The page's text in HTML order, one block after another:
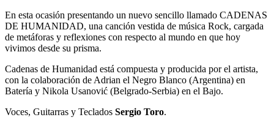
En esta ocasión presentando un nuevo sencillo llamado CADENAS
DE HUMANIDAD, una canción vestida de música Rock, cargada
de metáforas y reflexiones con respecto al mundo en que hoy
vivimos desde su prisma.
Cadenas de Humanidad está compuesta y producida por el artista,
con la colaboración de Adrian el Negro Blanco (Argentina) en
Batería y Nikola Usanović (Belgrado-Serbia) en el Bajo.
Voces, Guitarras y Teclados Sergio Toro.